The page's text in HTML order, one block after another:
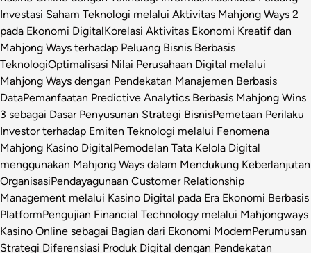
Investasi Saham Teknologi melalui Aktivitas Mahjong Ways 2
pada Ekonomi DigitalKorelasi Aktivitas Ekonomi Kreatif dan
Mahjong Ways terhadap Peluang Bisnis Berbasis
TeknologiOptimalisasi Nilai Perusahaan Digital melalui
Mahjong Ways dengan Pendekatan Manajemen Berbasis
DataPemanfaatan Predictive Analytics Berbasis Mahjong Wins
3 sebagai Dasar Penyusunan Strategi BisnisPemetaan Perilaku
Investor terhadap Emiten Teknologi melalui Fenomena
Mahjong Kasino DigitalPemodelan Tata Kelola Digital
menggunakan Mahjong Ways dalam Mendukung Keberlanjutan
OrganisasiPendayagunaan Customer Relationship
Management melalui Kasino Digital pada Era Ekonomi Berbasis
PlatformPengujian Financial Technology melalui Mahjongways
Kasino Online sebagai Bagian dari Ekonomi ModernPerumusan
Strategi Diferensiasi Produk Digital dengan Pendekatan